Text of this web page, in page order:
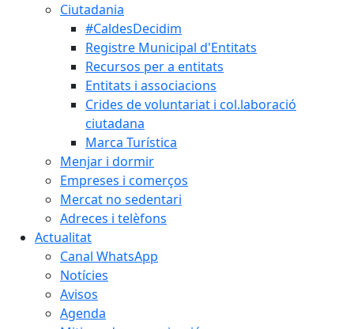
Ciutadania
#CaldesDecidim
Registre Municipal d'Entitats
Recursos per a entitats
Entitats i associacions
Crides de voluntariat i col.laboració
ciutadana
Marca Turística
Menjar i dormir
Empreses i comerços
Mercat no sedentari
Adreces i telèfons
Actualitat
Canal WhatsApp
Notícies
Avisos
Agenda